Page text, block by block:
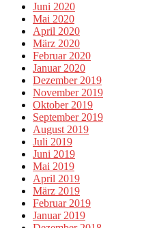
Juni 2020
Mai 2020
April 2020
März 2020
Februar 2020
Januar 2020
Dezember 2019
November 2019
Oktober 2019
September 2019
August 2019
Juli 2019
Juni 2019
Mai 2019
April 2019
März 2019
Februar 2019
Januar 2019